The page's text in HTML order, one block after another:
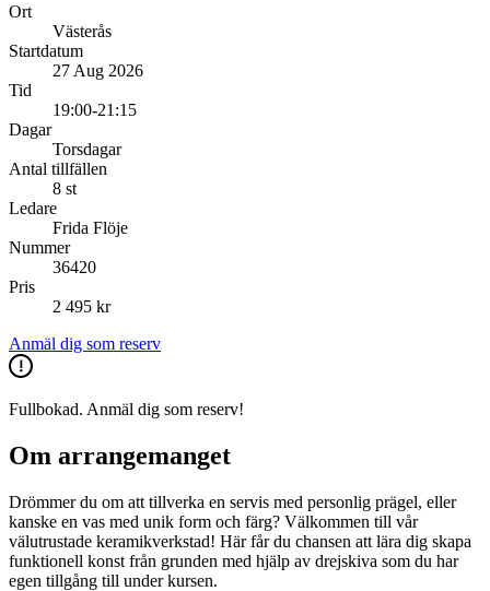
Ort
Västerås
Startdatum
27 Aug 2026
Tid
19:00-21:15
Dagar
Torsdagar
Antal tillfällen
8 st
Ledare
Frida Flöje
Nummer
36420
Pris
2 495 kr
Anmäl dig som reserv
Fullbokad. Anmäl dig som reserv!
Om arrangemanget
Drömmer du om att tillverka en servis med personlig prägel, eller
kanske en vas med unik form och färg? Välkommen till vår
välutrustade keramikverkstad! Här får du chansen att lära dig skapa
funktionell konst från grunden med hjälp av drejskiva som du har
egen tillgång till under kursen.